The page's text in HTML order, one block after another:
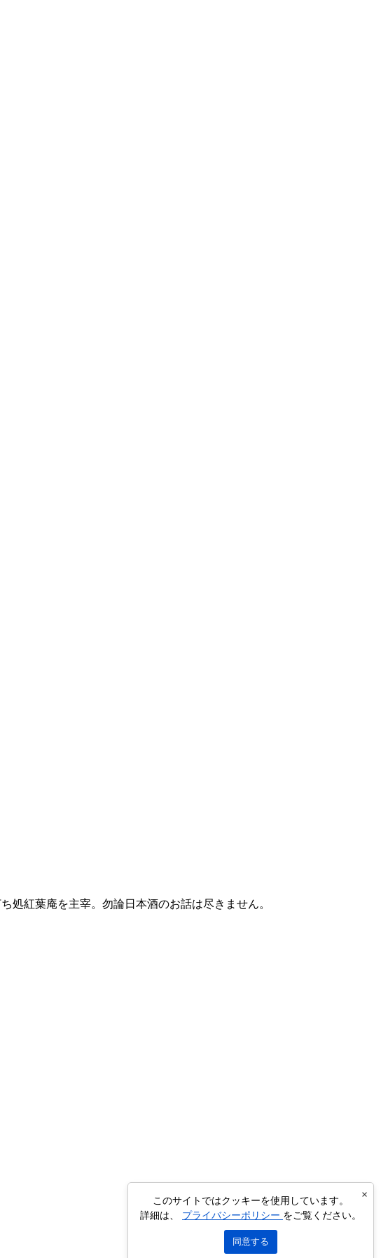
処紅葉庵を主宰。勿論日本酒のお話は尽きません。
このサイトではクッキーを使用しています。
詳細は、 プライバシーポリシー をご覧ください。
同意する
×